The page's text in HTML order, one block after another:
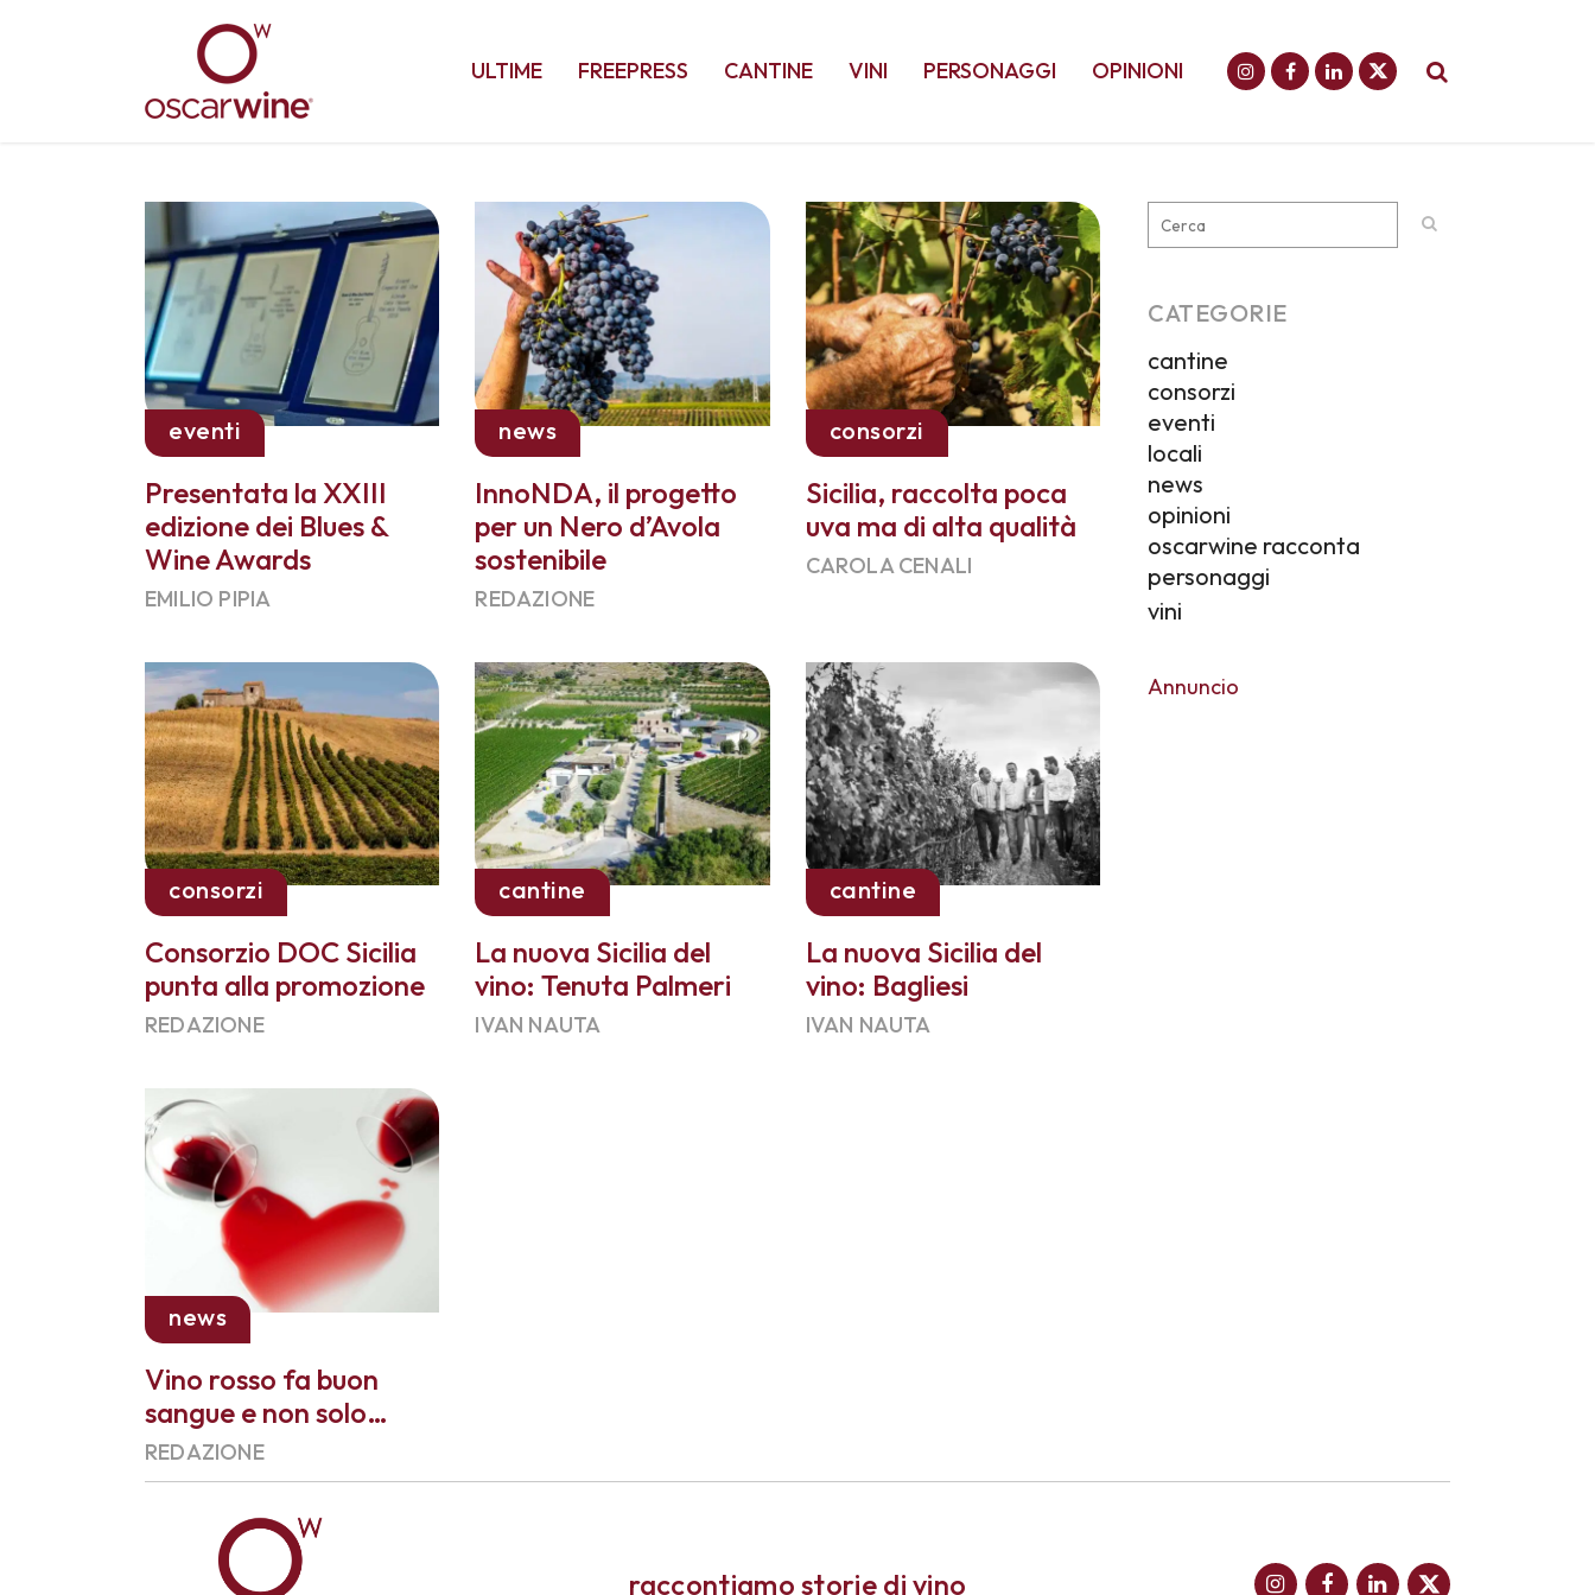
ULTIME FREEPRESS CANTINE VINI PERSONAGGI OPINIONI
eventi
Presentata la XXIII
edizione dei Blues &
Wine Awards
EMILIO PIPIA
news
InnoNDA, il progetto
per un Nero d’Avola
sostenibile
REDAZIONE
consorzi
Sicilia, raccolta poca
uva ma di alta qualità
CAROLA CENALI
consorzi
Consorzio DOC Sicilia
punta alla promozione
REDAZIONE
cantine
La nuova Sicilia del
vino: Tenuta Palmeri
IVAN NAUTA
cantine
La nuova Sicilia del
vino: Bagliesi
IVAN NAUTA
news
Vino rosso fa buon
sangue e non solo…
REDAZIONE
CATEGORIE
cantine
consorzi
eventi
locali
news
opinioni
oscarwine racconta
personaggi
vini
Annuncio
raccontiamo storie di vino